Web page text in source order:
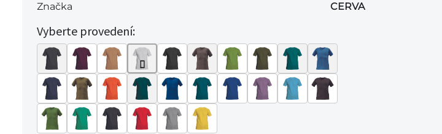
Značka
CERVA
Vyberte provedení: